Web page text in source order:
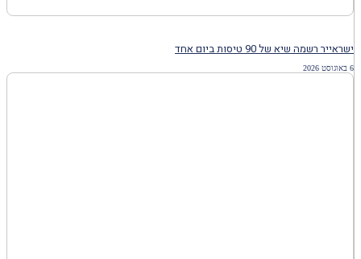
ישראייר רשמה שיא של 90 טיסות ביום אחד
6 באוגוסט 2026